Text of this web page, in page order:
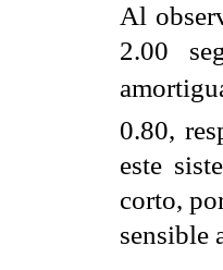
Al
2.00
0.80,
este
corto,
sensible